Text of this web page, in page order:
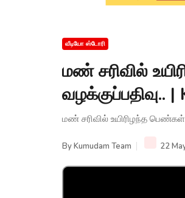
வீடியோ ஸ்டோரி
மண் சரிவில்
வழக்குப்பதிவு..
மண் சரிவில் உயிரிழந்த
ByKumudam Team 22